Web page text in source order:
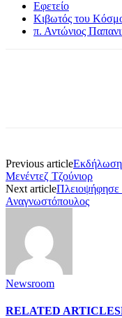
Εφετείο
Κιβωτός του
π. Αντώνιος
Previous articleΕκδήλωση
Μενέντεζ Τζούνιορ
Next articleΠλειοψήφησε
Αναγνωστόπουλος
Newsroom
RELATED ARTICLES